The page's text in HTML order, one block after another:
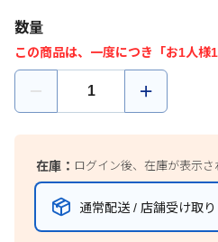
数量
この商品は、一度につき「お1人様
在庫： ログイン後、在庫が表示さ
通常配送 / 店舗受け取り